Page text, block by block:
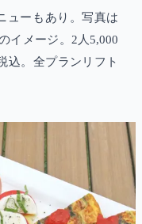
ューもあり。写真は
イメージ。2人5,000
込。全プランリフト